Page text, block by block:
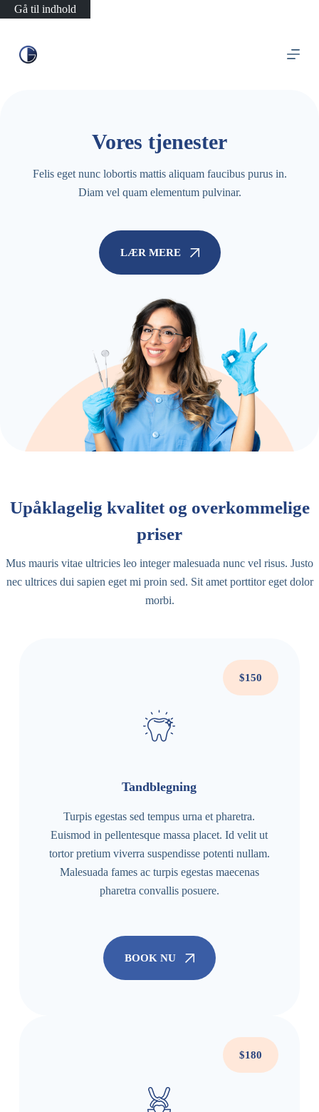
Gå til indhold
Vores tjenester
Felis eget nunc lobortis mattis aliquam faucibus purus in.
Diam vel quam elementum pulvinar.
LÆR MERE
Upåklagelig kvalitet og overkommelige
priser
Mus mauris vitae ultricies leo integer malesuada nunc vel risus. Justo
nec ultrices dui sapien eget mi proin sed. Sit amet porttitor eget dolor
morbi.
$150
Tandblegning
Turpis egestas sed tempus urna et pharetra.
Euismod in pellentesque massa placet. Id velit ut
tortor pretium viverra suspendisse potenti nullam.
Malesuada fames ac turpis egestas maecenas
pharetra convallis posuere.
BOOK NU
$180